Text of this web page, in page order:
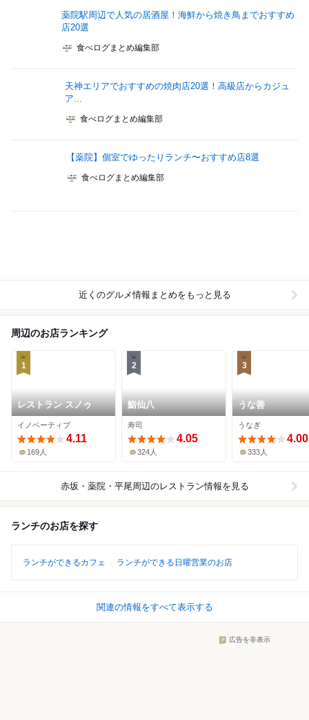
薬院駅周辺で人気の居酒屋！海鮮から焼き鳥までおすすめ
店20選
食べログまとめ編集部
天神エリアでおすすめの焼肉店20選！高級店からカジュ
ア...
食べログまとめ編集部
【薬院】個室でゆったりランチ〜おすすめ店8選
食べログまとめ編集部
近くのグルメ情報まとめをもっと見る
周辺のお店ランキング
1
レストラン スノゥ
イノベーティブ
4.11
169人
2
鮨仙八
寿司
4.05
324人
3
うな善
うなぎ
4.00
333人
赤坂・薬院・平尾周辺のレストラン情報を見る
ランチのお店を探す
ランチができるカフェ ランチができる日曜営業のお店
関連の情報をすべて表示する
広告を非表示